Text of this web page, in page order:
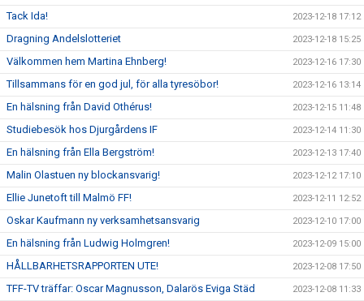
Tack Ida! 2023-12-18 17:12
Dragning Andelslotteriet 2023-12-18 15:25
Välkommen hem Martina Ehnberg! 2023-12-16 17:30
Tillsammans för en god jul, för alla tyresöbor! 2023-12-16 13:14
En hälsning från David Othérus! 2023-12-15 11:48
Studiebesök hos Djurgårdens IF 2023-12-14 11:30
En hälsning från Ella Bergström! 2023-12-13 17:40
Malin Olastuen ny blockansvarig! 2023-12-12 17:10
Ellie Junetoft till Malmö FF! 2023-12-11 12:52
Oskar Kaufmann ny verksamhetsansvarig 2023-12-10 17:00
En hälsning från Ludwig Holmgren! 2023-12-09 15:00
HÅLLBARHETSRAPPORTEN UTE! 2023-12-08 17:50
TFF-TV träffar: Oscar Magnusson, Dalarös Eviga Städ 2023-12-08 11:33